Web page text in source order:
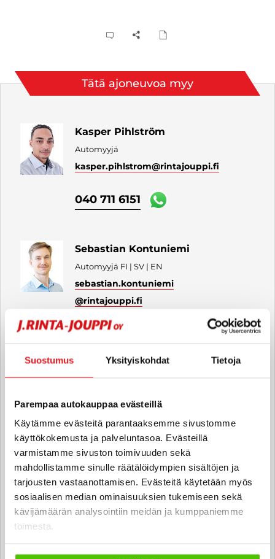
Suostumus Yksityiskohdat Tietoja
Parempaa autokauppaa evästeillä
Käytämme evästeitä parantaaksemme sivustomme
käyttökokemusta ja palveluntasoa. Evästeillä
varmistamme sivuston toimivuuden sekä
mahdollistamme sinulle räätälöidympien sisältöjen ja
tarjousten vastaanottamisen. Evästeitä käytetään myös
sosiaalisen median ominaisuuksien tukemiseen sekä
kävijämäärän analysointiin meidän ja kumppaniemme
toimesta.
Tätä ajoneuvoa myy
Kasper Pihlström
Automyyjä
kasper.pihlstrom@rintajouppi.fi
040 711 6151
Sebastian Kontuniemi
Automyyjä FI | SV | EN
sebastian.kontuniemi
@rintajouppi.fi
040 711 6154
Automyyjä FI | EN
tiia.carlstedt @rintajouppi.fi
040 711 6156
Milad Amiri
Automyyjä